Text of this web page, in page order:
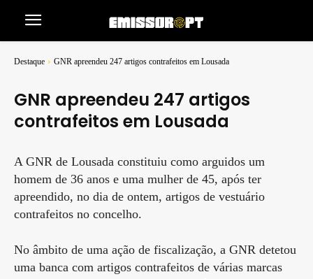
Destaque GNR apreendeu 247 artigos contrafeitos em Lousada
GNR apreendeu 247 artigos
contrafeitos em Lousada
A GNR de Lousada constituiu como arguidos um
homem de 36 anos e uma mulher de 45, após ter
apreendido, no dia de ontem, artigos de vestuário
contrafeitos no concelho.
No âmbito de uma ação de fiscalização, a GNR detetou
uma banca com artigos contrafeitos de várias marcas